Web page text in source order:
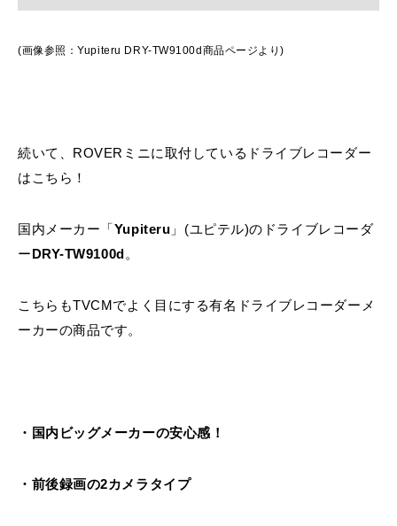
(画像参照：Yupiteru DRY-TW9100d商品ページ より)
続いて、ROVERミニに取付しているドライブレコーダー
はこちら！
国内メーカー「Yupiteru 」(ユピテル)のドライブレコーダ
ーDRY-TW9100d。
こちらもTVCMでよく目にする有名ドライブレコーダーメ
ーカーの商品です。
・国内ビッグメーカーの安心感！
・前後録画の2カメラタイプ